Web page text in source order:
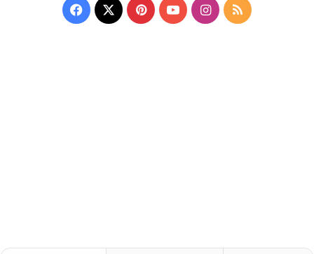
Facebook
X PinterestYouTubeInstagram
RSS